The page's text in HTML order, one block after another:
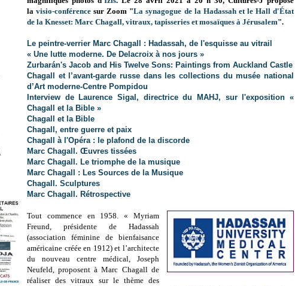
lavisio-conférence sur Zoom "La synagogue de la Hadassah et le Hall d'État
de la Knesset: Marc Chagall, vitraux, tapisseries et mosaïques à Jérusalem".
Le peintre-verrier Marc Chagall : Hadassah, de l'esquisse au vitrail
« Une lutte moderne. De Delacroix à nos jours »
Zurbarán's Jacob and His Twelve Sons: Paintings from Auckland Castle
Chagall et l’avant-garde russe dans les collections du musée national
d’Art moderne-Centre Pompidou
Interview de Laurence Sigal, directrice du MAHJ, sur l'exposition «
Chagall et la Bible »
Chagall et la Bible
Chagall, entre guerre et paix
Chagall à l'Opéra : le plafond de la discorde
Marc Chagall. Œuvres tissées
Marc Chagall. Le triomphe de la musique
Marc Chagall : Les Sources de la Musique
Chagall. Sculptures
Marc Chagall. Rétrospective
Tout commence en 1958. « Myriam
Freund, présidente de Hadassah
(association féminine de bienfaisance
américaine créée en 1912) et l’architecte
du nouveau centre médical, Joseph
Neufeld, proposent à Marc Chagall de
réaliser des vitraux sur le thème des